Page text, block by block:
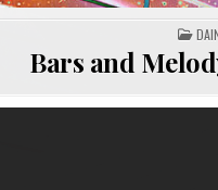
IN
Bars and